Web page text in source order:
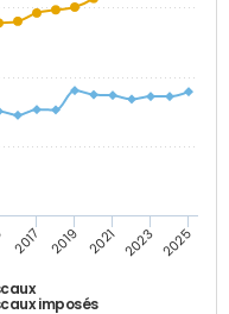
imposés
2017 2019 2021 2023 2025